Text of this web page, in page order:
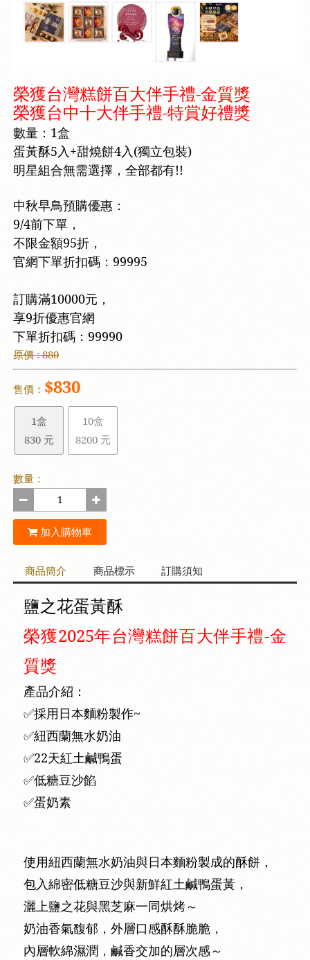
榮獲台灣糕餅百大伴手禮-金質獎
榮獲台中十大伴手禮-特賞好禮獎
數量：1盒
蛋黃酥5入+甜燒餅4入(獨立包裝)
明星組合無需選擇，全部都有!!
中秋早鳥預購優惠：
9/4前下單，
不限金額95折，
官網下單折扣碼：99995
訂購滿10000元，
享9折優惠官網
下單折扣碼：99990
原價 : 880
售價： $830
1盒
830 元
10盒
8200 元
數量：
加入購物車
商品簡介 商品標示 訂購須知
鹽之花蛋黃酥
榮獲2025年台灣糕餅百大伴手禮-金
質獎
產品介紹：
✅採用日本麵粉製作~
✅紐西蘭無水奶油
✅22天紅土鹹鴨蛋
✅低糖豆沙餡
✅蛋奶素
使用紐西蘭無水奶油與日本麵粉製成的酥餅，
包入綿密低糖豆沙與新鮮紅土鹹鴨蛋黃，
灑上鹽之花與黑芝麻一同烘烤～
奶油香氣馥郁，外層口感酥酥脆脆，
內層軟綿濕潤，鹹香交加的層次感～